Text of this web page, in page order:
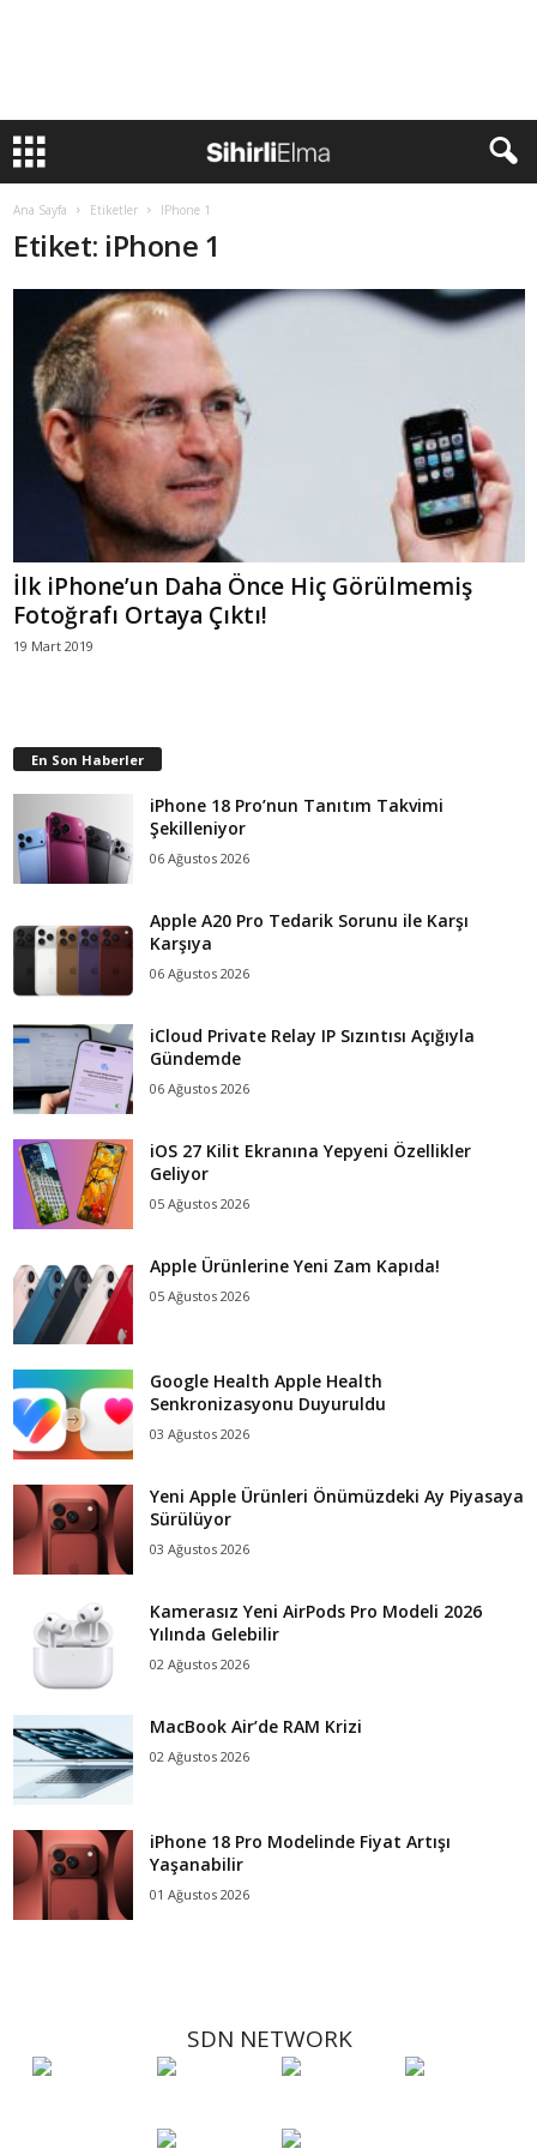
Ana Sayfa Etiketler IPhone 1
Etiket: iPhone 1
İlk iPhone’un Daha Önce Hiç Görülmemiş
Fotoğrafı Ortaya Çıktı!
19 Mart 2019
En Son Haberler
iPhone 18 Pro’nun Tanıtım Takvimi
Şekilleniyor
06 Ağustos 2026
Apple A20 Pro Tedarik Sorunu ile Karşı
Karşıya
06 Ağustos 2026
iCloud Private Relay IP Sızıntısı Açığıyla
Gündemde
06 Ağustos 2026
iOS 27 Kilit Ekranına Yepyeni Özellikler
Geliyor
05 Ağustos 2026
Apple Ürünlerine Yeni Zam Kapıda!
05 Ağustos 2026
Google Health Apple Health
Senkronizasyonu Duyuruldu
03 Ağustos 2026
Yeni Apple Ürünleri Önümüzdeki Ay Piyasaya
Sürülüyor
03 Ağustos 2026
Kamerasız Yeni AirPods Pro Modeli 2026
Yılında Gelebilir
02 Ağustos 2026
MacBook Air’de RAM Krizi
02 Ağustos 2026
iPhone 18 Pro Modelinde Fiyat Artışı
Yaşanabilir
01 Ağustos 2026
SDN NETWORK